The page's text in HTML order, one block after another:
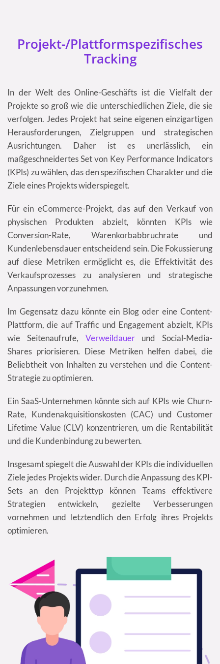
Projekt-/Plattformspezifisches
Tracking
In der Welt des Online-Geschäfts ist die Vielfalt der
Projekte so groß wie die unterschiedlichen Ziele, die sie
verfolgen. Jedes Projekt hat seine eigenen einzigartigen
Herausforderungen, Zielgruppen und strategischen
Ausrichtungen. Daher ist es unerlässlich, ein
maßgeschneidertes Set von Key Performance Indicators
(KPIs) zu wählen, das den spezifischen Charakter und die
Ziele eines Projekts widerspiegelt.
Für ein eCommerce-Projekt, das auf den Verkauf von
physischen Produkten abzielt, könnten KPIs wie
Conversion-Rate, Warenkorbabbruchrate und
Kundenlebensdauer entscheidend sein. Die Fokussierung
auf diese Metriken ermöglicht es, die Effektivität des
Verkaufsprozesses zu analysieren und strategische
Anpassungen vorzunehmen.
Im Gegensatz dazu könnte ein Blog oder eine Content-
Plattform, die auf Traffic und Engagement abzielt, KPIs
wie Seitenaufrufe,
Verweildauer
und Social-Media-
Shares priorisieren. Diese Metriken helfen dabei, die
Beliebtheit von Inhalten zu verstehen und die Content-
Strategie zu optimieren.
Ein SaaS-Unternehmen könnte sich auf KPIs wie Churn-
Rate, Kundenakquisitionskosten (CAC) und Customer
Lifetime Value (CLV) konzentrieren, um die Rentabilität
und die Kundenbindung zu bewerten.
Insgesamt spiegelt die Auswahl der KPIs die individuellen
Ziele jedes Projekts wider. Durch die Anpassung des KPI-
Sets an den Projekttyp können Teams effektivere
Strategien entwickeln, gezielte Verbesserungen
vornehmen und letztendlich den Erfolg ihres Projekts
optimieren.